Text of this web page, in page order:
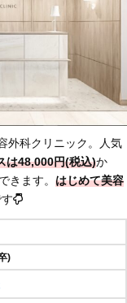
外科クリニック。人気
は48,000円(税込)か
きます。 はじめて美容
)